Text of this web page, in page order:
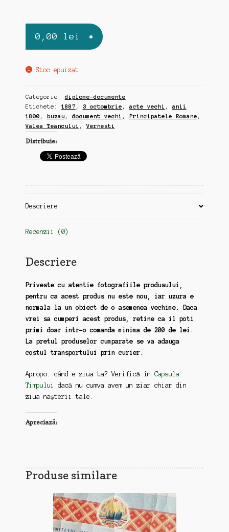
0,00 lei
Stoc epuizat
Categorie:diplome-documente
Etichete: 1887 , 3 octombrie ,acte vechi ,anii
1800 , buzau ,document vechi , Principatele Romane ,
Valea Teancului ,Vernesti
Distribuie:
Descriere
Recenzii (0)
Descriere
Priveste cu atentie fotografiile produsului,
pentru ca acest produs nu este nou, iar uzura e
normala la un obiect de o asemenea vechime. Daca
vrei sa cumperi acest produs, retine ca il poti
primi doar intr-o comanda minima de 200 de lei.
La pretul produselor cumparate se va adauga
costul transportului prin curier.
Apropo: când e ziua ta? Verifică în Capsula
Timpului
dacă nu cumva avem un ziar chiar din
ziua nașterii tale.
Apreciază:
Produse similare